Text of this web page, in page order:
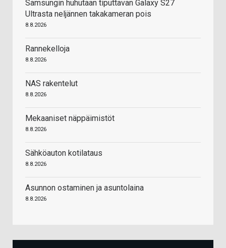
Samsungin huhutaan tiputtavan Galaxy S27
Ultrasta neljännen takakameran pois
8.8.2026
Rannekelloja
8.8.2026
NAS rakentelut
8.8.2026
Mekaaniset näppäimistöt
8.8.2026
Sähköauton kotilataus
8.8.2026
Asunnon ostaminen ja asuntolaina
8.8.2026